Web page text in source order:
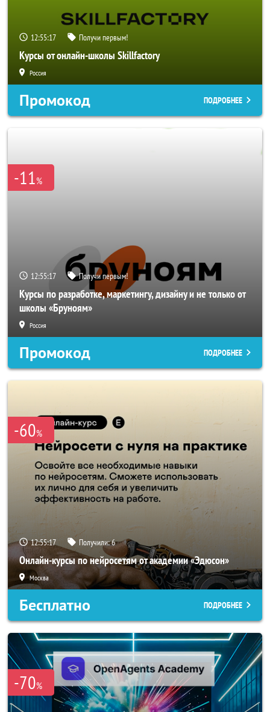
12:55:17 Получи первым!
Курсы от онлайн-школы Skillfactory
Россия
Промокод ПОДРОБНЕЕ
-11%
12:55:17 Получи первым!
Курсы по разработке, маркетингу, дизайну и не только от
школы «Бруноям»
Россия
Промокод ПОДРОБНЕЕ
-60%
12:55:17 Получили:6
Онлайн-курсы по нейросетям от академии «Эдюсон»
Москва
Бесплатно ПОДРОБНЕЕ
-70%